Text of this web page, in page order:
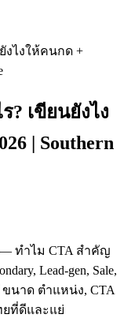
งไงให้คนกด +
? เขียนยังไง
| Southern
— ทำไม CTA สำคัญ
Lead-gen, Sale,
นาด ตำแหน่ง, CTA
ยที่ดีและแย่